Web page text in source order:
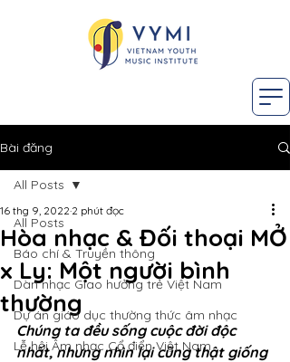
Bài đăng
All Posts
Báo chí & Truyền thông
Dàn nhạc Giao hưởng trẻ Việt Nam
Dự án giáo dục thường thức âm nhạc
Lễ hội Âm nhạc Cổ điển Việt Nam
All Posts
Hòa nhạc & Đối thoại MỞ
x Ly: Một người bình
thường
16 thg 9, 2022 2 phút đọc
Chúng ta đều sống cuộc đời độc
nhất, nhưng nhìn lại cũng thật giống